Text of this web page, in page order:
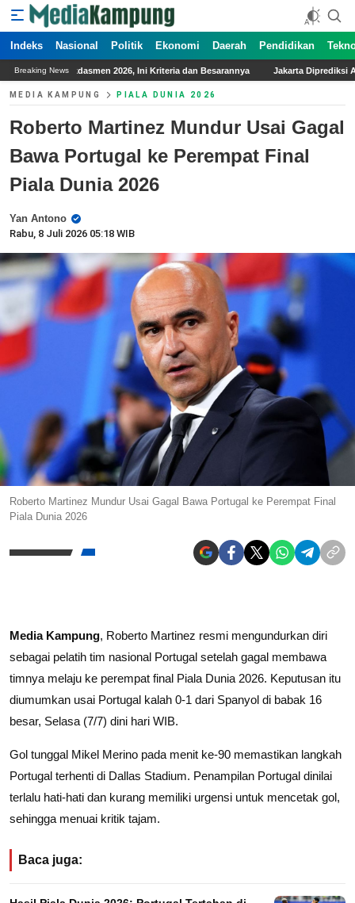
Indeks Nasional Politik Ekonomi Daerah Pendidikan
Breaking News
Ini Kriteria dan Besarannya Jakarta Diprediksi Akan Diselimuti Awan Tebal
MEDIA KAMPUNG PIALA DUNIA 2026
Roberto Martinez Mundur Usai Gagal
Bawa Portugal ke Perempat Final
Piala Dunia 2026
Yan Antono
Rabu, 8 Juli 2026 05:18 WIB
Roberto Martinez Mundur Usai Gagal Bawa Portugal ke Perempat Final
Piala Dunia 2026
Media Kampung, Roberto Martinez resmi mengundurkan diri
sebagai pelatih tim nasional Portugal setelah gagal membawa
timnya melaju ke perempat final Piala Dunia 2026. Keputusan itu
diumumkan usai Portugal kalah 0-1 dari Spanyol di babak 16
besar, Selasa (7/7) dini hari WIB.
Gol tunggal Mikel Merino pada menit ke-90 memastikan langkah
Portugal terhenti di Dallas Stadium. Penampilan Portugal dinilai
terlalu hati-hati dan kurang memiliki urgensi untuk mencetak gol,
sehingga menuai kritik tajam.
Baca juga: